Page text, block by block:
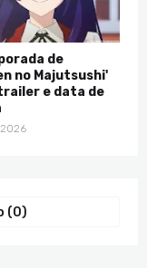
de
no Majutsushi'
e data de
(0)